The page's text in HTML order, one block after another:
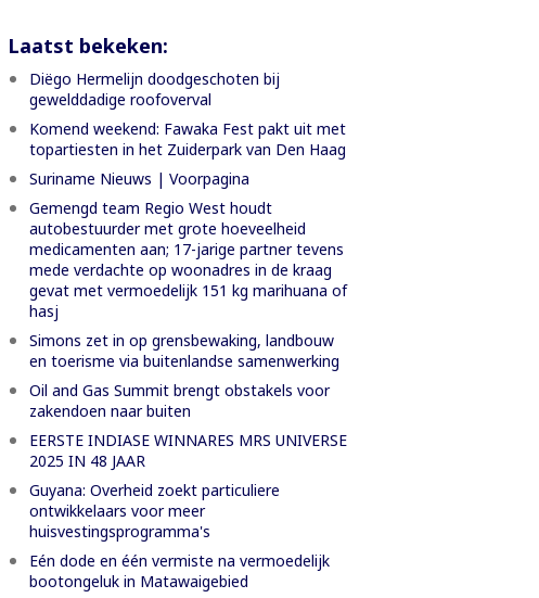
Laatst bekeken:
Diëgo Hermelijn doodgeschoten bij
gewelddadige roofoverval
Komend weekend: Fawaka Fest pakt uit met
topartiesten in het Zuiderpark van Den Haag
Suriname Nieuws | Voorpagina
Gemengd team Regio West houdt
autobestuurder met grote hoeveelheid
medicamenten aan; 17-jarige partner tevens
mede verdachte op woonadres in de kraag
gevat met vermoedelijk 151 kg marihuana of
hasj
Simons zet in op grensbewaking, landbouw
en toerisme via buitenlandse samenwerking
Oil and Gas Summit brengt obstakels voor
zakendoen naar buiten
EERSTE INDIASE WINNARES MRS UNIVERSE
2025 IN 48 JAAR
Guyana: Overheid zoekt particuliere
ontwikkelaars voor meer
huisvestingsprogramma's
Eén dode en één vermiste na vermoedelijk
bootongeluk in Matawaigebied